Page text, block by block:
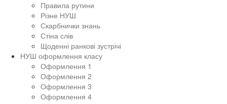
Правила рутини
Різне НУШ
Скарбнички знань
Стіна слів
Щоденні ранкові зустрічі
НУШ оформлення класу
Оформлення 1
Оформлення 2
Оформлення 3
Оформлення 4